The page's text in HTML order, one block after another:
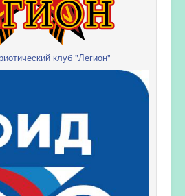
клуб "Легион"